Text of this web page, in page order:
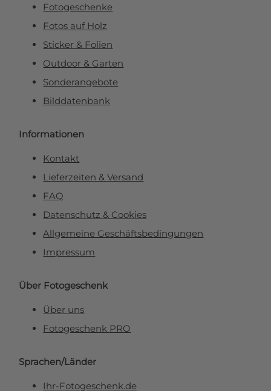
Fotogeschenke
Fotos auf Holz
Sticker & Folien
Outdoor & Garten
Sonderangebote
Bilddatenbank
Informationen
Kontakt
Lieferzeiten & Versand
FAQ
Datenschutz & Cookies
Allgemeine Geschäftsbedingungen
Impressum
Über Fotogeschenk
Über uns
Fotogeschenk PRO
Sprachen/Länder
Ihr-Fotogeschenk.de